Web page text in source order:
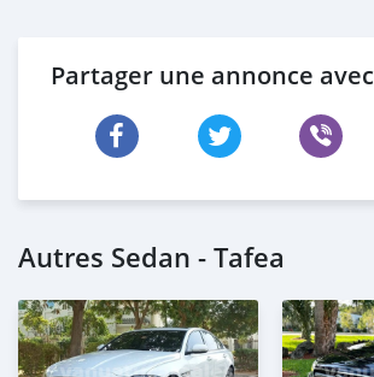
Partager une annonce
Autres Sedan - Tafea